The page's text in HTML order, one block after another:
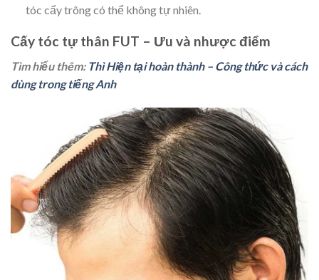
tóc cấy trông có thể không tự nhiên.
Cấy tóc tự thân FUT – Ưu và nhược điểm
Tìm hiểu thêm: Thì Hiện tại hoàn thành – Công thức và cách
dùng trong tiếng Anh